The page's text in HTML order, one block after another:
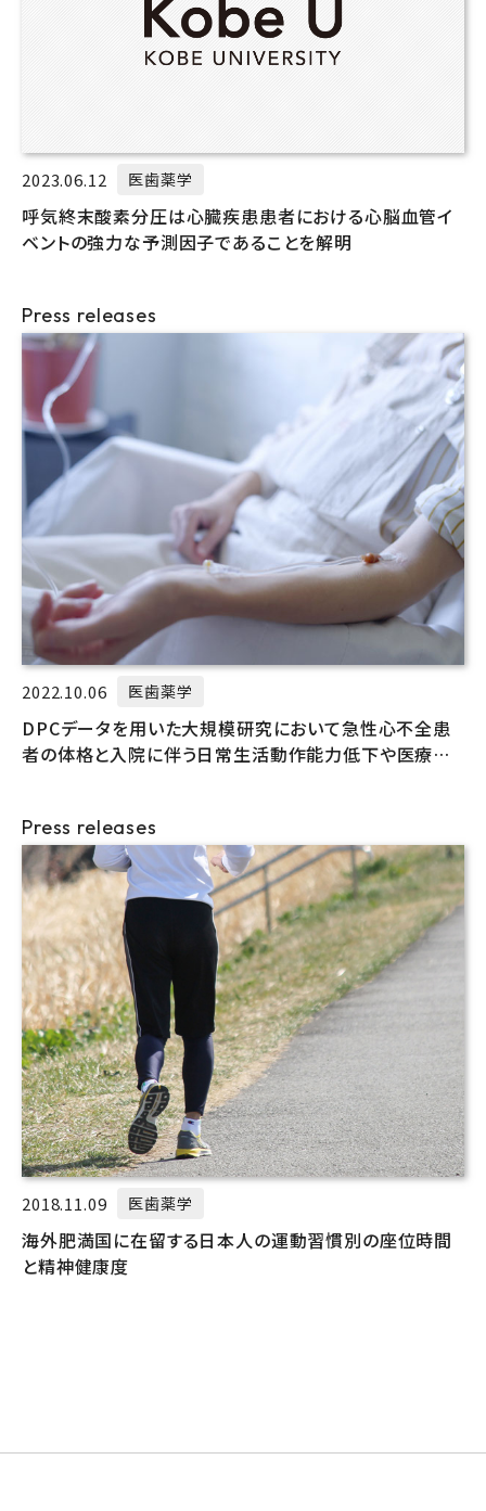
2023.06.12 医歯薬学
呼気終末酸素分圧は心臓疾患患者における心脳血管イ
ベントの強力な予測因子であることを解明
Press releases
2022.10.06 医歯薬学
DPCデータを用いた大規模研究において急性心不全患
者の体格と入院に伴う日常生活動作能力低下や医療費
Press releases
2018.11.09 医歯薬学
海外肥満国に在留する日本人の運動習慣別の座位時間
と精神健康度